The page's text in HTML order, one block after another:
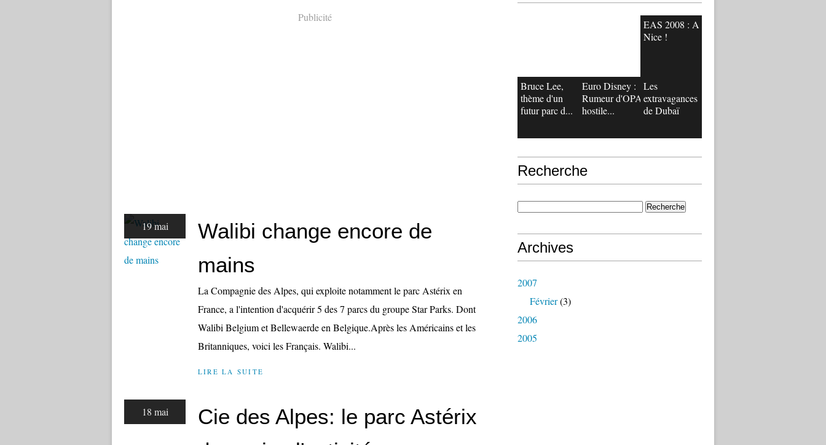
Publicité
19 mai
Walibi change encore de
mains
La Compagnie des Alpes, qui exploite notamment le parc Astérix en
France, a l'intention d'acquérir 5 des 7 parcs du groupe Star Parks. Dont
Walibi Belgium et Bellewaerde en Belgique.Après les Américains et les
Britanniques, voici les Français. Walibi...
LIRE LA SUITE
18 mai
Cie des Alpes: le parc Astérix
EAS 2008 : A
Nice !
Bruce Lee,
thème d'un
futur parc d...
Euro Disney :
Rumeur d'OPA
hostile...
Les
extravagances
de Dubaï
Recherche
Archives
2007
Février(3)
2006
2005